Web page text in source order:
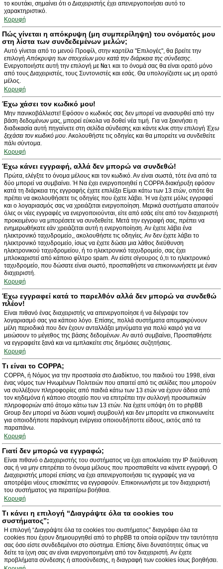
το κουτάκι, σημαίνει ότι ο Διαχειριστής έχει απενεργοποιήσει αυτό το
χαρακτηριστικό.
Κορυφή
Πώς γίνεται η απόκρυψη (μη συμπερίληψη) του ονόματός μου
στη λίστα των συνδεδεμένων μελών;
Αυτό γίνεται από το μενού Προφίλ, στην καρτέλα "Επιλογές", θα βρείτε την
επιλογήΑπόκρυψη των στοιχείων μου κατά την διάρκεια της σύνδεσης.
Ενεργοποιήστε αυτή την επιλογή με Ναι και το όνομά σας θα είναι ορατό μόνο
από τους Διαχειριστές, τους Συντονιστές και εσάς. Θα υπολογίζεστε ως μη ορατό
μέλος.
Κορυφή
Έχω χάσει τον κωδικό μου!
Μην πανικοβάλλεστε! Εφόσον ο κωδικός σας δεν μπορεί να ανασυρθεί από την
βάση δεδομένων μας, μπορεί εύκολα να δοθεί νέα τιμή. Για να ξεκινήσει η
διαδικασία αυτή πηγαίνετε στη σελίδα σύνδεσης και κάντε κλικ στην επιλογή Έχω
ξεχάσει τον κωδικό μου. Ακολουθήστε τις οδηγίες και θα μπορείτε να συνδεθείτε
πάλι σύντομα.
Κορυφή
Έχω κάνει εγγραφή, αλλά δεν μπορώ να συνδεθώ!
Πρώτα, ελέγξτε το όνομα μέλους και τον κωδικό. Αν είναι σωστά, τότε ένα από τα
δύο μπορεί να συμβαίνει. Ή Να έχει ενεργοποιηθεί η COPPA διακήρυξη εφόσον
κατά τη διάρκεια της εγγραφής έχετε επιλέξει Είμαι κάτω των 13 ετών, οπότε θα
πρέπει να ακολουθήσετε τις οδηγίες που έχετε λάβει. Ή να έχετε μόλις εγγραφεί
και ο λογαριασμός σας να χρειάζεται ενεργοποίηση. Μερικά συστήματα απαιτούν
όλες οι νέες εγγραφές να ενεργοποιούνται, είτε από εσάς είτε από τον διαχειριστή
προκειμένου να μπορέσετε να συνδεθείτε. Μετά την εγγραφή σας, πρέπει να
ενημερωθήκατε εάν χρειάζεται αυτή η ενεργοποίηση. Αν έχετε λάβει ένα
ηλεκτρονικό ταχυδρομείο,, ακολουθήστε τις οδηγίες. Αν δεν έχετε λάβει το
ηλεκτρονικό ταχυδρομείο, ίσως να έχετε δώσει μια λάθος διεύθυνση
ηλεκτρονικού ταχυδρομείου, ή το ηλεκτρονικό ταχυδρομείο, σας έχει
μπλοκαριστεί από κάποιο φίλτρο spam. Αν είστε σίγουρος ό,τι το ηλεκτρονικό
ταχυδρομείο, που δώσατε είναι σωστό, προσπαθήστε να επικοινωνήσετε με έναν
διαχειριστή.
Κορυφή
Έχω εγγραφεί κατά το παρελθόν αλλά δεν μπορώ να συνδεθώ
πλέον!
Είναι πιθανό ένας διαχειριστής να απενεργοποίησε ή να διέγραψε τον
λογαριασμό σας για κάποιο λόγο. Επίσης, πολλά συστήματα απομακρύνουν
μέλη περιοδικά που δεν έχουν ανταλλάξει μηνύματα για πολύ καιρό για να
μειώσουν το μέγεθος της βάσης δεδομένων. Αν αυτό συμβαίνει, Προσπαθήστε
να εγγραφείτε ξανά και να εμπλακείτε στις δημόσιες συζητήσεις.
Κορυφή
Τι είναι το COPPA;
COPPA, ή Νόμος για την προστασία στο Διαδίκτυο, του παιδιού του 1998, είναι
ένας νόμος των Ηνωμένων Πολιτειών που απαιτεί από τις σελίδες που μπορούν
να συλλέξουν πληροφορίες από παιδιά κάτω των 13 ετών να έχουν άδεια από
τον κηδεμόνα ή κάποιο στοιχείο που να επιτρέπει την συλλογή προσωπικών
πληροφοριών από άτομο κάτω των 13 ετών. Να έχετε υπόψη ότι το phpBB
Group δεν μπορεί να δώσει νομική συμβουλή και δεν μπορείτε να επικοινωνείτε
για οποιοδήποτε παράνομη ενέργεια οποιουδήποττε είδους, εκτός από τα
παραπάνω.
Κορυφή
Γιατί δεν μπορώ να εγγραφώ;
Είναι πιθανό ο Διαχειριστής του συστήματος να έχει αποκλείσει την IP διεύθυνση
σας ή να μην επιτρέπει το όνομα μέλους που προσπαθείτε να κάνετε εγγραφή. Ο
Διαχειριστής μπορεί επίσης να έχει απενεργοποιήσει τις εγγραφές για να
αποτρέψει νέους επισκέπτες να εγγραφούν. Επικοινωνήστε με τον διαχειριστή
του συστήματος για περαιτέρω βοήθεια.
Κορυφή
Τι κάνει η επιλογή “Διαγράψτε όλα τα cookies του
συστήματος”;
Η επιλογή “Διαγράψτε όλα τα cookies του συστήματος” διαγράφει όλα τα
cookies που έχουν δημιουργηθεί από το phpBB τα οποία ορίζουν την ταυτότητα
σας όσο είστε συνδεδεμένοι στο σύστημα. Επίσης δίνει δυνατότητες όπως να
δείτε τα ίχνη σας αν είναι ενεργοποιημένη από τον διαχειριστή. Αν έχετε
προβλήματα σύνδεσης ή αποσύνδεσης, η διαγραφή των cookies ίσως βοηθήσει.